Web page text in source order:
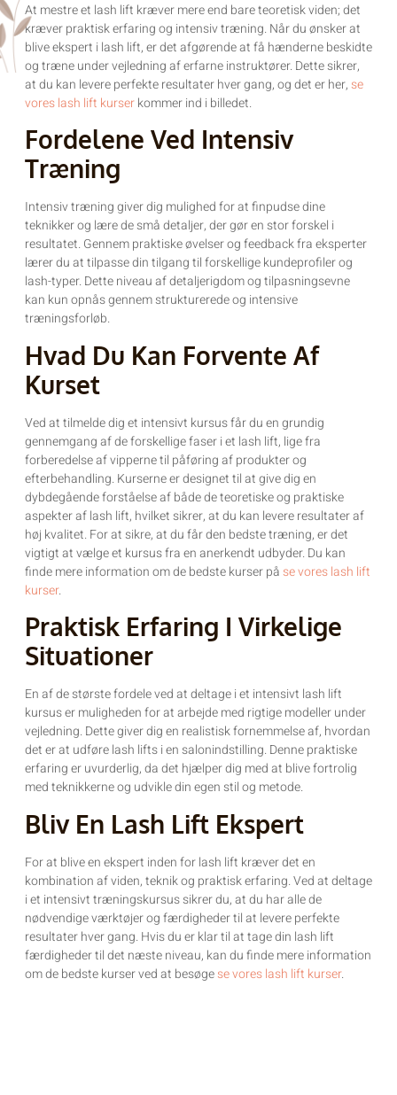
At mestre et lash lift kræver mere end bare teoretisk viden; det
kræver praktisk erfaring og intensiv træning. Når du ønsker at
blive ekspert i lash lift, er det afgørende at få hænderne beskidte
og træne under vejledning af erfarne instruktører. Dette sikrer,
at du kan levere perfekte resultater hver gang, og det er her,se
vores lash lift kurserkommer ind i billedet.
Fordelene Ved Intensiv
Træning
Intensiv træning giver dig mulighed for at finpudse dine
teknikker og lære de små detaljer, der gør en stor forskel i
resultatet. Gennem praktiske øvelser og feedback fra eksperter
lærer du at tilpasse din tilgang til forskellige kundeprofiler og
lash-typer. Dette niveau af detaljerigdom og tilpasningsevne
kan kun opnås gennem strukturerede og intensive
træningsforløb.
Hvad Du Kan Forvente Af
Kurset
Ved at tilmelde dig et intensivt kursus får du en grundig
gennemgang af de forskellige faser i et lash lift, lige fra
forberedelse af vipperne til påføring af produkter og
efterbehandling. Kurserne er designet til at give dig en
dybdegående forståelse af både de teoretiske og praktiske
aspekter af lash lift, hvilket sikrer, at du kan levere resultater af
høj kvalitet. For at sikre, at du får den bedste træning, er det
vigtigt at vælge et kursus fra en anerkendt udbyder. Du kan
finde mere information om de bedste kurser påse vores lash lift
kurser.
Praktisk Erfaring I Virkelige
Situationer
En af de største fordele ved at deltage i et intensivt lash lift
kursus er muligheden for at arbejde med rigtige modeller under
vejledning. Dette giver dig en realistisk fornemmelse af, hvordan
det er at udføre lash lifts i en salonindstilling. Denne praktiske
erfaring er uvurderlig, da det hjælper dig med at blive fortrolig
med teknikkerne og udvikle din egen stil og metode.
Bliv En Lash Lift Ekspert
For at blive en ekspert inden for lash lift kræver det en
kombination af viden, teknik og praktisk erfaring. Ved at deltage
i et intensivt træningskursus sikrer du, at du har alle de
nødvendige værktøjer og færdigheder til at levere perfekte
resultater hver gang. Hvis du er klar til at tage din lash lift
færdigheder til det næste niveau, kan du finde mere information
om de bedste kurser ved at besøgese vores lash lift kurser.